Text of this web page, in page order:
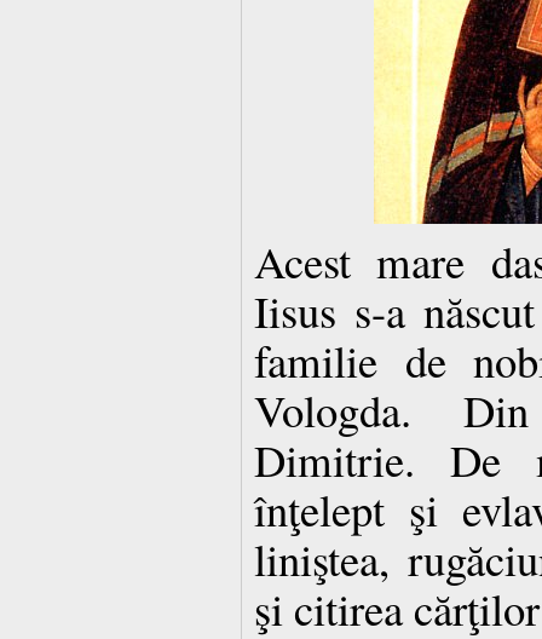
Acest mare
Iisus s-a
familie de
Vologda.
Dimitrie. De
înţelept şi
liniştea,
şi citirea